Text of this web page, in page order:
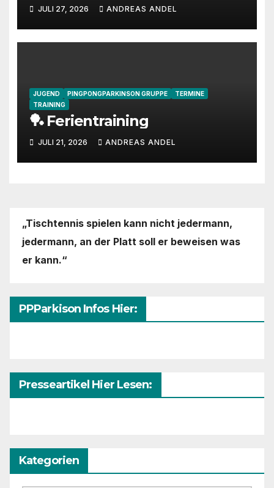
JULI 27, 2026 ANDREAS ANDEL
JUGEND PINGPONGPARKINSON GRUPPE
TERMINE
TRAINING
🏓 Ferientraining
JULI 21, 2026 ANDREAS ANDEL
„Tischtennis spielen kann nicht jedermann,
jedermann, an der Platt soll er beweisen was
er kann.“
PPParkison Infos Hier:
Presseartikel Hier Lesen:
Kategorien